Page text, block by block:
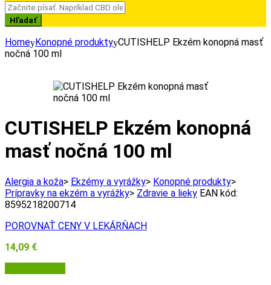
Search
for:
Hľadať
Home Konopné produkty CUTISHELP Ekzém konopná masť
nočná 100 ml
CUTISHELP Ekzém konopná
masť nočná 100 ml
Alergia a koža> Ekzémy a vyrážky> Konopné produkty>
Prípravky na ekzém a vyrážky> Zdravie a lieky EAN kód:
8595218200714
POROVNAŤ CENY V LEKÁRŇACH
14,09 €